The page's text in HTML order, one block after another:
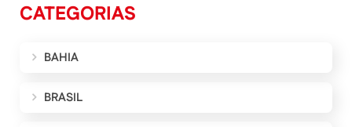
CATEGORIAS
BAHIA
BRASIL